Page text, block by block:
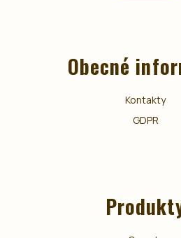
Obecné
Kontakty
GDPR